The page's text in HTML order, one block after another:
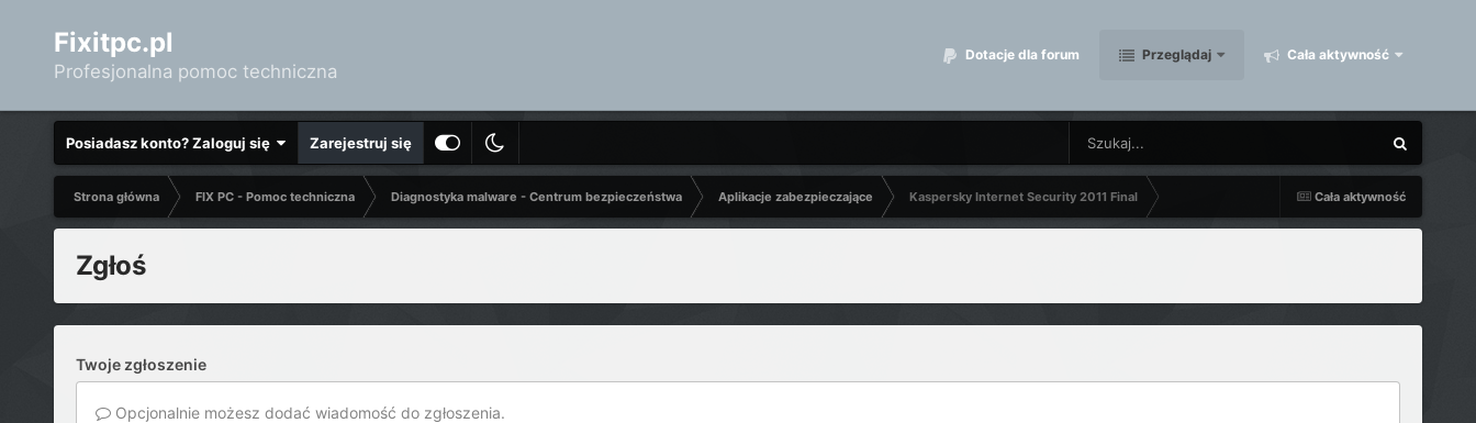
Fixitpc.pl
Profesjonalna pomoc techniczna
Dotacje dla forum Przeglądaj Cała aktywność
Posiadasz konto? Zaloguj się Zarejestruj się
Cała aktywność
Strona główna FIX PC - Pomoc techniczna Diagnostyka malware - Centrum bezpieczeństwa Aplikacje zabezpieczające Kaspersky Internet Security 2011 Final
Zgłoś
Twoje zgłoszenie
Opcjonalnie możesz dodać wiadomość do zgłoszenia.